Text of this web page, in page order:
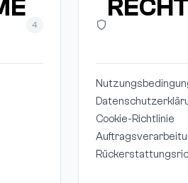
4
Cookie-Richtlinie